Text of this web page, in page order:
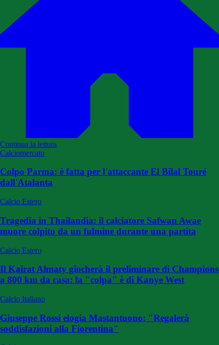
Continua la lettura
Calciomercato
Colpo Parma: è fatta per l'attaccante El Bilal Touré
dall'Atalanta
Calcio Estero
Tragedia in Thailandia: il calciatore Safwan Awae
muore colpito da un fulmine durante una partita
Calcio Estero
Il Kairat Almaty giocherà il preliminare di Champions
a 800 km da casa: la "colpa" è di Kanye West
Calcio Italiano
Giuseppe Rossi elogia Mastantuono: "Regalerà
soddisfazioni alla Fiorentina"